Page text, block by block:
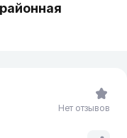
Нет отзывов